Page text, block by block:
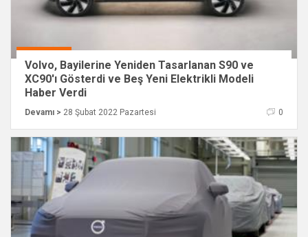
Volvo, Bayilerine Yeniden Tasarlanan S90 ve
XC90'ı Gösterdi ve Beş Yeni Elektrikli Modeli
Haber Verdi
Devamı > 28 Şubat 2022 Pazartesi 0